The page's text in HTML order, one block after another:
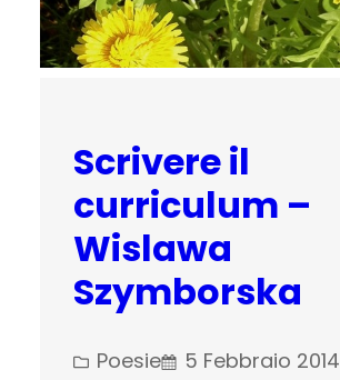
Scrivere il
curriculum –
Wislawa
Szymborska
Poesie 5 Febbraio 2014